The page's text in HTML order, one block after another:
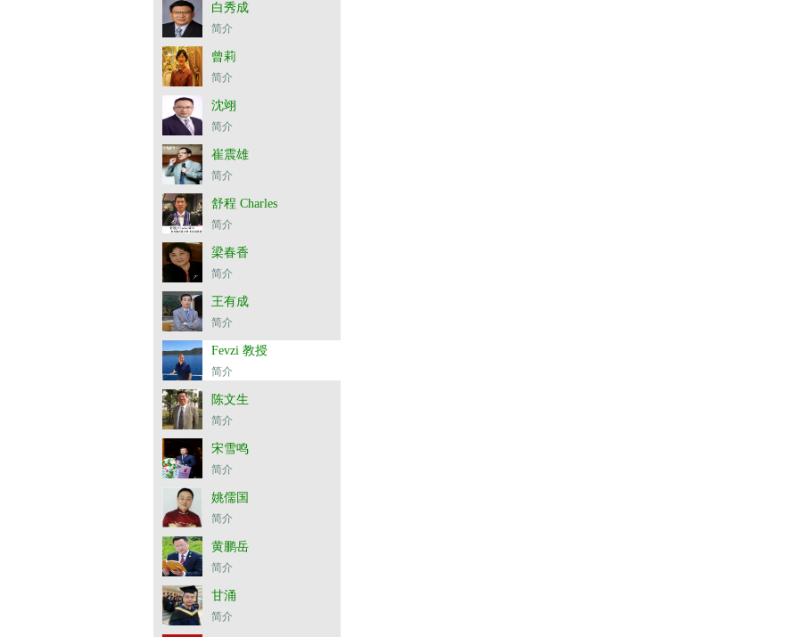
白秀成
简介
曾莉
简介
沈翊
简介
崔震雄
简介
舒程 Charles
简介
梁春香
简介
王有成
简介
Fevzi 教授
简介
陈文生
简介
宋雪鸣
简介
姚儒国
简介
黄鹏岳
简介
甘涌
简介